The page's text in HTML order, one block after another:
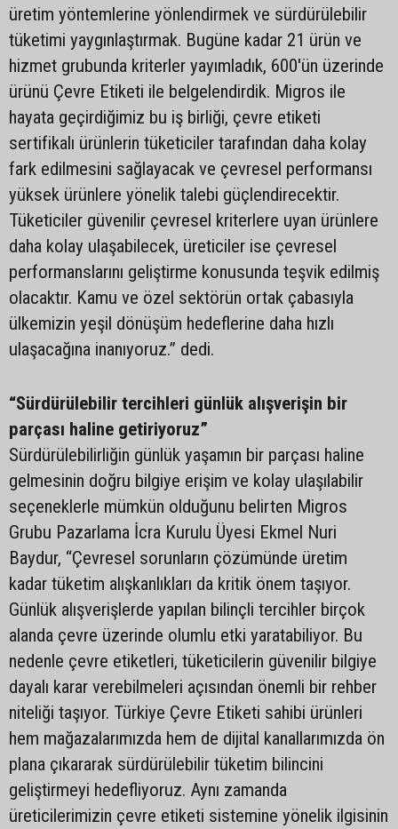
üretim yöntemlerine yönlendirmek ve sürdürülebilir
tüketimi yaygınlaştırmak. Bugüne kadar 21 ürün ve
hizmet grubunda kriterler yayımladık, 600'ün üzerinde
ürünü Çevre Etiketi ile belgelendirdik. Migros ile
hayata geçirdiğimiz bu iş birliği, çevre etiketi
sertifikalı ürünlerin tüketiciler tarafından daha kolay
fark edilmesini sağlayacak ve çevresel performansı
yüksek ürünlere yönelik talebi güçlendirecektir.
Tüketiciler güvenilir çevresel kriterlere uyan ürünlere
daha kolay ulaşabilecek, üreticiler ise çevresel
performanslarını geliştirme konusunda teşvik edilmiş
olacaktır. Kamu ve özel sektörün ortak çabasıyla
ülkemizin yeşil dönüşüm hedeflerine daha hızlı
ulaşacağına inanıyoruz.” dedi.
“Sürdürülebilir tercihleri günlük alışverişin bir
parçası haline getiriyoruz”
Sürdürülebilirliğin günlük yaşamın bir parçası haline
gelmesinin doğru bilgiye erişim ve kolay ulaşılabilir
seçeneklerle mümkün olduğunu belirten Migros
Grubu Pazarlama İcra Kurulu Üyesi Ekmel Nuri
Baydur, “Çevresel sorunların çözümünde üretim
kadar tüketim alışkanlıkları da kritik önem taşıyor.
Günlük alışverişlerde yapılan bilinçli tercihler birçok
alanda çevre üzerinde olumlu etki yaratabiliyor. Bu
nedenle çevre etiketleri, tüketicilerin güvenilir bilgiye
dayalı karar verebilmeleri açısından önemli bir rehber
niteliği taşıyor. Türkiye Çevre Etiketi sahibi ürünleri
hem mağazalarımızda hem de dijital kanallarımızda ön
plana çıkararak sürdürülebilir tüketim bilincini
geliştirmeyi hedefliyoruz. Aynı zamanda
üreticilerimizin çevre etiketi sistemine yönelik ilgisinin